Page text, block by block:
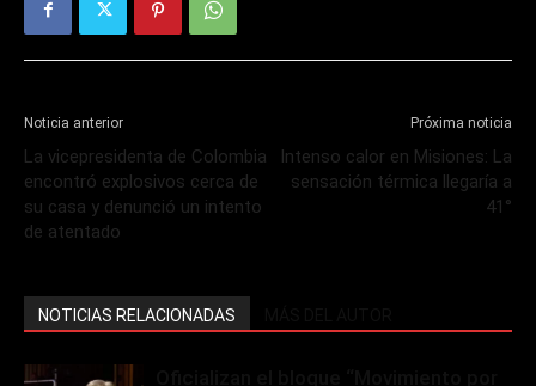
Noticia anterior
La vicepresidenta de Colombia
encontró explosivos cerca de
su casa y denunció un intento
de atentado
Próxima noticia
Intenso calor en Misiones: La
sensación térmica llegaría a
41°
NOTICIAS RELACIONADAS